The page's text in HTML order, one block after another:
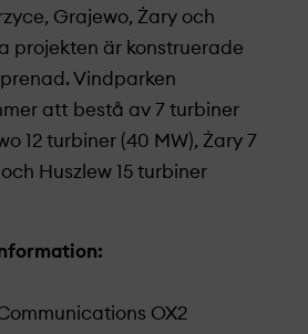
Grajewo, Żary och
projekt­en är konstruerade
Vindparken
att bestå av 7 turbiner
12 turbiner (40 MW), Żary 7
Huszlew 15 turbiner
OX2